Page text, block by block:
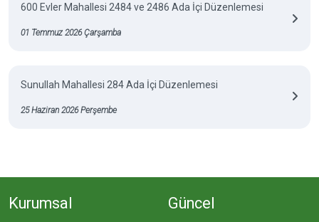
600 Evler Mahallesi 2484 ve 2486 Ada İçi Düzenlemesi
01 Temmuz 2026 Çarşamba
Sunullah Mahallesi 284 Ada İçi Düzenlemesi
25 Haziran 2026 Perşembe
Kurumsal Güncel